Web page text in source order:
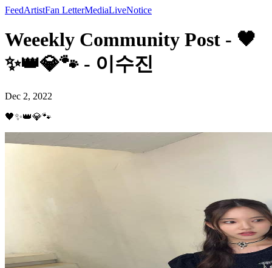
FeedArtistFan LetterMediaLiveNotice
Weeekly Community Post - 🖤
✨👑💎🐾 - 이수진
Dec 2, 2022
🖤✨👑💎🐾